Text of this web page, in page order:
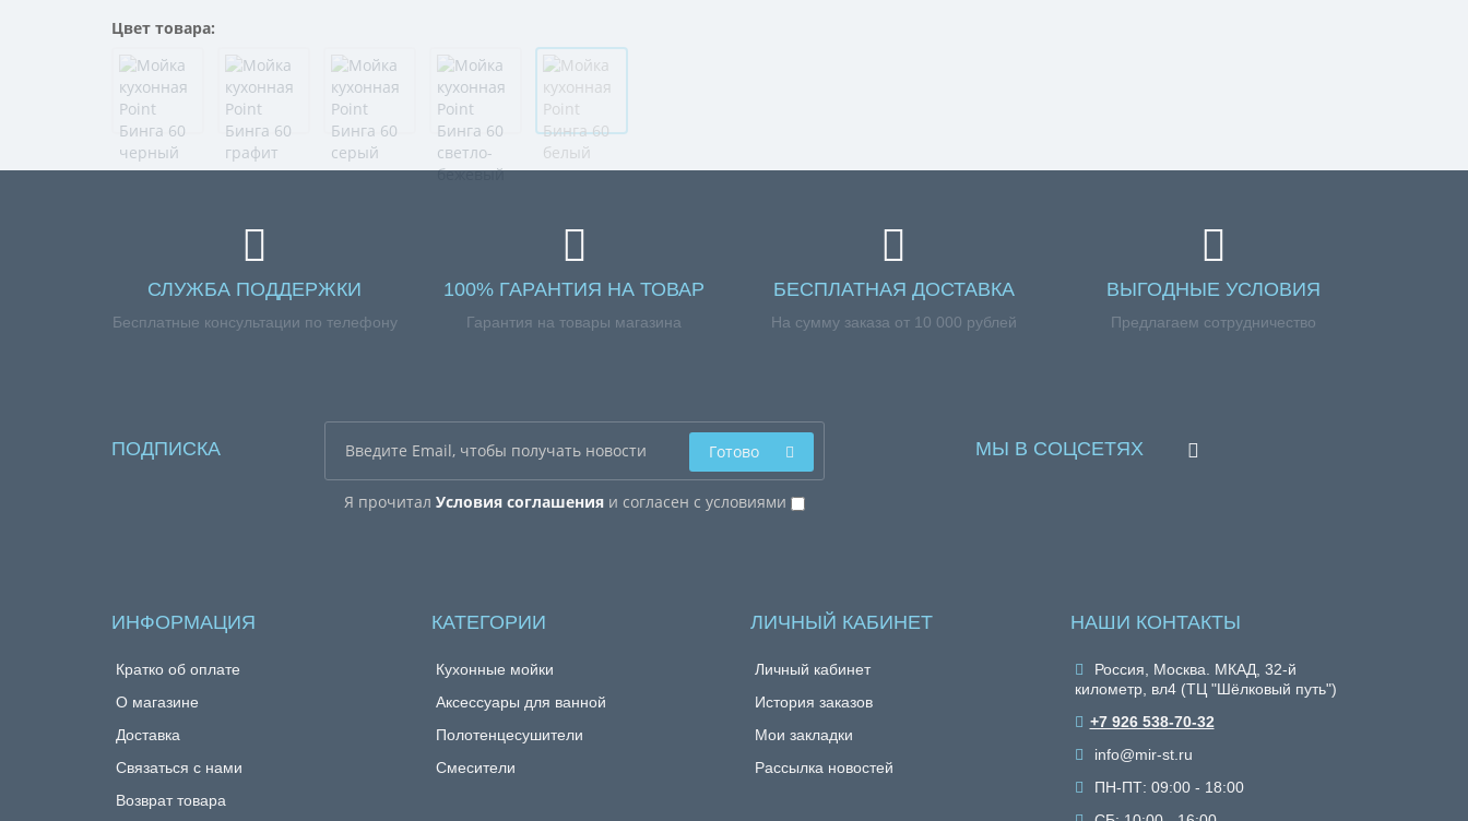
Цвет товара:
СЛУЖБА ПОДДЕРЖКИ
Бесплатные консультации по телефону
100% ГАРАНТИЯ НА ТОВАР
Гарантия на товары магазина
БЕСПЛАТНАЯ ДОСТАВКА
На сумму заказа от 10 000 рублей
ВЫГОДНЫЕ УСЛОВИЯ
Предлагаем сотрудничество
ПОДПИСКА
Я прочитал Условия соглашенияи согласен с условиями
Готово МЫ В СОЦСЕТЯХ
ИНФОРМАЦИЯ
Кратко об оплате
О магазине
Доставка
Связаться с нами
Возврат товара
КАТЕГОРИИ
Кухонные мойки
Аксессуары для ванной
Полотенцесушители
Смесители
ЛИЧНЫЙ КАБИНЕТ
Личный кабинет
История заказов
Мои закладки
Рассылка новостей
НАШИ КОНТАКТЫ
Россия, Москва. МКАД, 32-й
километр, вл4 (ТЦ "Шёлковый путь")
+7 926 538-70-32
info@mir-st.ru
ПН-ПТ: 09:00 - 18:00